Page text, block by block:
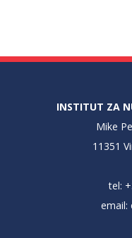
INSTITUT ZA
Mike
11351
tel:
email: